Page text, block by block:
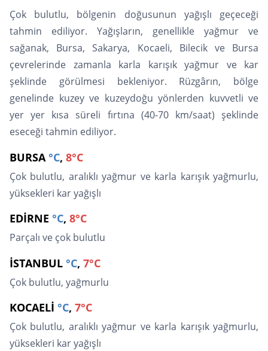
Çok bulutlu, bölgenin doğusunun yağışlı geçeceği
tahmin ediliyor. Yağışların, genellikle yağmur ve
sağanak, Bursa, Sakarya, Kocaeli, Bilecik ve Bursa
çevrelerinde zamanla karla karışık yağmur ve kar
şeklinde görülmesi bekleniyor. Rüzgârın, bölge
genelinde kuzey ve kuzeydoğu yönlerden kuvvetli ve
yer yer kısa süreli fırtına (40-70 km/saat) şeklinde
eseceği tahmin ediliyor.
BURSA °C, 8°C
Çok bulutlu, aralıklı yağmur ve karla karışık yağmurlu,
yüksekleri kar yağışlı
EDİRNE °C, 8°C
Parçalı ve çok bulutlu
İSTANBUL °C, 7°C
Çok bulutlu, yağmurlu
KOCAELİ °C, 7°C
Çok bulutlu, aralıklı yağmur ve karla karışık yağmurlu,
yüksekleri kar yağışlı